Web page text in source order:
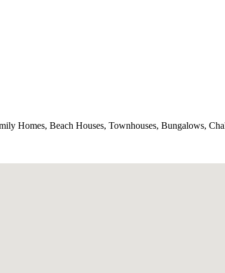
Homes, Beach Houses, Townhouses, Bungalows,